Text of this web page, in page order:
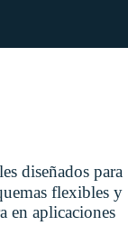
diseñados para
flexibles y
en aplicaciones